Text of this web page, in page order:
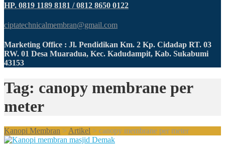
HP. 0819 1189 8181 / 0812 8650 0122
ciptatechnicalmembran@gmail.com
Marketing Office : Jl. Pendidikan Km. 2 Kp. Cidadap RT. 03
RW. 01 Desa Muaradua, Kec. Kadudampit, Kab. Sukabumi
43153
Tag: canopy membrane per
meter
Kanopi Membran > Artikel > canopy membrane per meter